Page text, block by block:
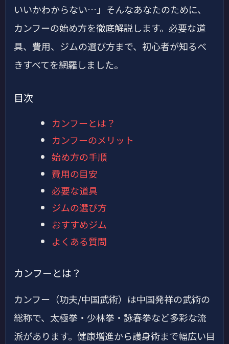
いいかわからない…」そんなあなたのために、
カンフーの始め方を徹底解説します。必要な道
具、費用、ジムの選び方まで、初心者が知るべ
きすべてを網羅しました。
目次
カンフーとは？
カンフーのメリット
始め方の手順
費用の目安
必要な道具
ジムの選び方
おすすめジム
よくある質問
カンフーとは？
カンフー（功夫/中国武術）は中国発祥の武術の
総称で、太極拳・少林拳・詠春拳など多彩な流
派があります。健康増進から護身術まで幅広い目